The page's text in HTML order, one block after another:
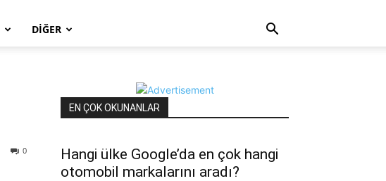
DİĞER
0
EN ÇOK OKUNANLAR
Hangi ülke Google’da en çok hangi
otomobil markalarını aradı?